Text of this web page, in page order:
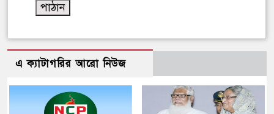
এ ক্যাটাগরির আরো নিউজ